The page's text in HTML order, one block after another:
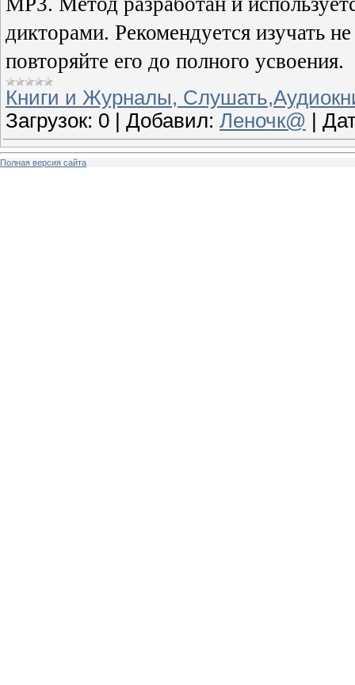
дикторами. Рекомендуется изучать
повторяйте его до полного усвоения.
Книги и Журналы,
Загрузок: 0 | Добавил: Леночк@ |
Полная версия сайта